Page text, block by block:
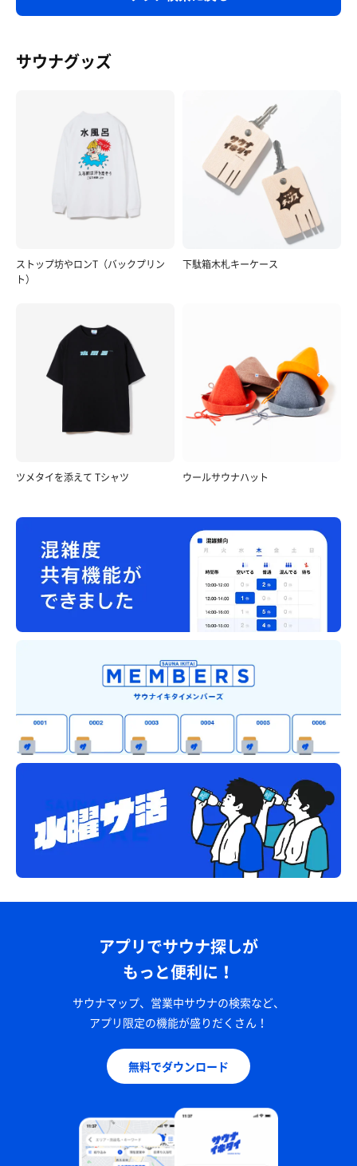
サウナグッズ
ストップ坊やロンT（バックプリン
ト）
下駄箱木札キーケース
ツメタイを添えて Tシャツ ウールサウナハット
アプリでサウナ探しが
もっと便利に！
サウナマップ、営業中サウナの検索など、
アプリ限定の機能が盛りだくさん！
無料でダウンロード